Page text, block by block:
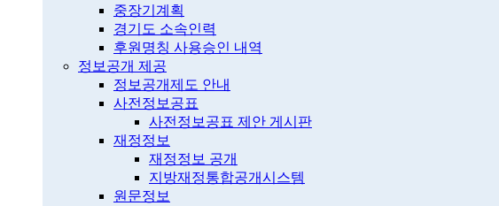
중장기계획
경기도 소속인력
후원명칭 사용승인 내역
정보공개 제공
정보공개제도 안내
사전정보공표
사전정보공표 제안 게시판
재정정보
재정정보 공개
지방재정통합공개시스템
원문정보